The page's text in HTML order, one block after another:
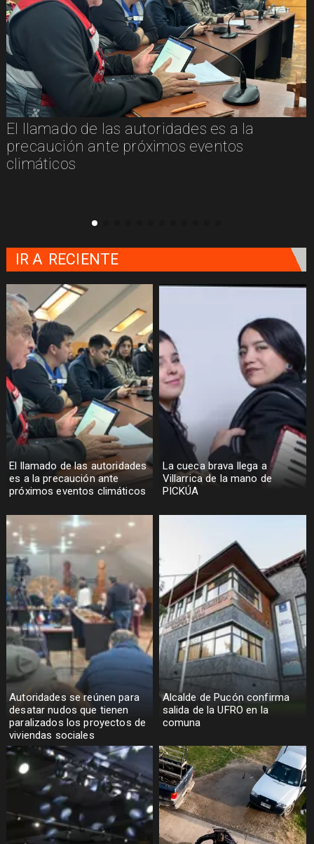
El llamado de las autoridades es a la
precaución ante próximos eventos
climáticos
El llamado de las autoridades
es a la precaución ante
próximos eventos climáticos
La cueca brava llega a
Villarrica de la mano de
PICKÚA
Autoridades se reúnen para
desatar nudos que tienen
paralizados los proyectos de
viviendas sociales
Alcalde de Pucón confirma
salida de la UFRO en la
comuna
IR A RECIENTE